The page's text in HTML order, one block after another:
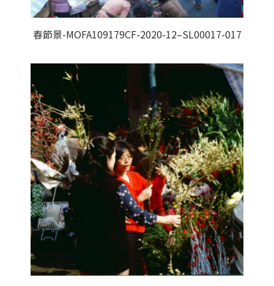
春節景-MOFA109179CF-2020-12–SL00017-017